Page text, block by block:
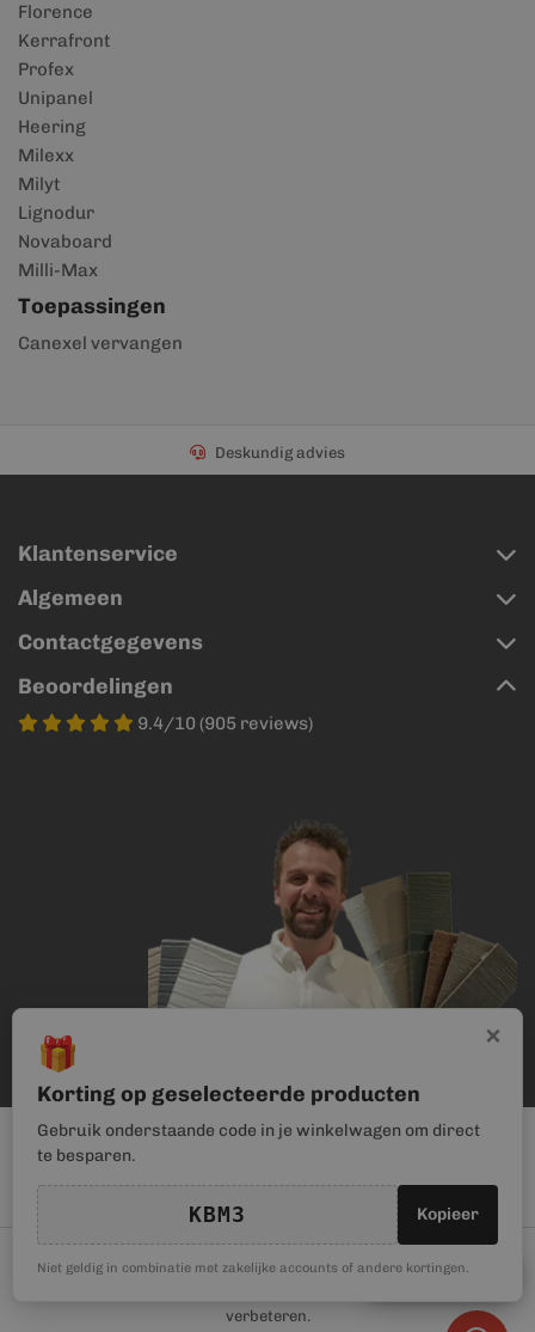
Florence
Kerrafront
Profex
Unipanel
Heering
Milexx
Milyt
Lignodur
Novaboard
Milli-Max
Toepassingen
Canexel vervangen
Deskundig advies
Klantenservice
Algemeen
Contactgegevens
Beoordelingen
9.4/10 (905 reviews)
×
🎁
Korting op geselecteerde producten
Gebruik onderstaande code in je winkelwagen om direct
te besparen.
KBM3 Kopieer
Niet geldig in combinatie met zakelijke accounts of andere kortingen.
🎁Kortingscode
© Kunststof Bouwmateriaal | Magento webwinkel realisatie door
verbeteren.